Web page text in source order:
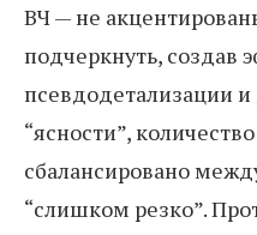
ВЧ — не
подчеркнуть, создав
псевдодетализации
“ясности”,
сбалансировано
“слишком резко”.